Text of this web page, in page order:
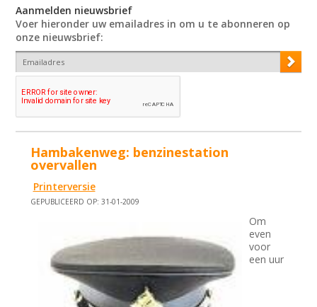
Aanmelden nieuwsbrief
Voer hieronder uw emailadres in om u te abonneren op
onze nieuwsbrief:
Hambakenweg: benzinestation
overvallen
Printerversie
GEPUBLICEERD OP: 31-01-2009
Om
even
voor
een uur